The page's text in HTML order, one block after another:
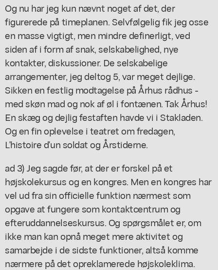
Og nu har jeg kun nævnt noget af det, der
figurerede på timeplanen. Selvfølgelig fik jeg osse
en masse vigtigt, men mindre definerligt, ved
siden af i form af snak, selskabelighed, nye
kontakter, diskussioner. De selskabelige
arrangementer, jeg deltog 5, var meget dejlige.
Sikken en festlig modtagelse på Århus rådhus -
med skøn mad og nok af øl i fontænen. Tak Århus!
En skæg og dejlig festaften havde vi i Stakladen.
Og en fin oplevelse i teatret om fredagen,
L'histoire d'un soldat og Årstiderne.
ad 3) Jeg sagde før, at der er forskel på et
højskolekursus og en kongres. Men en kongres har
vel ud fra sin officielle funktion nærmest som
opgave at fungere som kontaktcentrum og
efteruddannelseskursus. Og spørgsmålet er, om
ikke man kan opnå meget mere aktivitet og
samarbejde i de sidste funktioner, altså komme
nærmere på det opreklamerede højskoleklima.